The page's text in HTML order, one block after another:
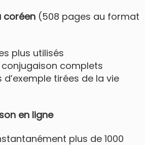
coréen (508 pages au format
plus utilisés
complets
d’exemple tirées de la vie
en ligne
plus de 1000